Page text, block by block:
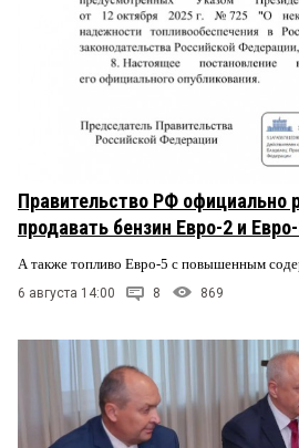
Правительство РФ официально
продавать бензин Евро-2 и
А также топливо Евро-5 с повышенным
6 августа 14:00 8 869